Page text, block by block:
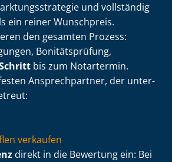
und vollständig
ein reiner Wunschpreis.
den gesamten Prozess:
Bonitätsprüfung,
bis zum Notartermin.
Ansprechpartner, der un­ter­
verkaufen
direkt in die Bewertung ein: Bei